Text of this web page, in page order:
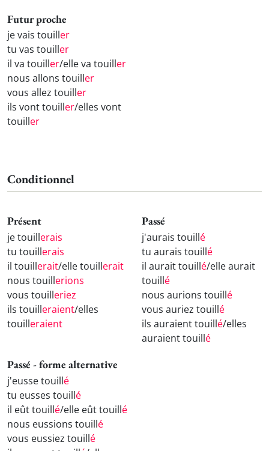
Futur proche
je vais touiller
tu vas touiller
il va touiller/elle va touiller
nous allons touiller
vous allez touiller
ils vont touiller/elles vont
touiller
Conditionnel
Présent
je touillerais
tu touillerais
il touillerait/elle touillerait
nous touillerions
vous touilleriez
ils touilleraient/elles
touilleraient
Passé
j'aurais touillé
tu aurais touillé
il aurait touillé/elle aurait
touillé
nous aurions touillé
vous auriez touillé
ils auraient touillé/elles
auraient touillé
Passé - forme alternative
j'eusse touillé
tu eusses touillé
il eût touillé/elle eût touillé
nous eussions touillé
vous eussiez touillé